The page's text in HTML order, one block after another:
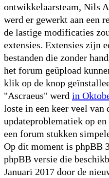
ontwikkelaarsteam, Nils
werd er gewerkt aan een
de lastige modificaties
extensies. Extensies zijn
bestanden die zonder
het forum geüpload
klik op de knop
"Ascraeus" werd in
loste in een keer veel van
updateproblematiek op
een forum stukken
Op dit moment is phpBB
phpBB versie die
Januari 2017 door de